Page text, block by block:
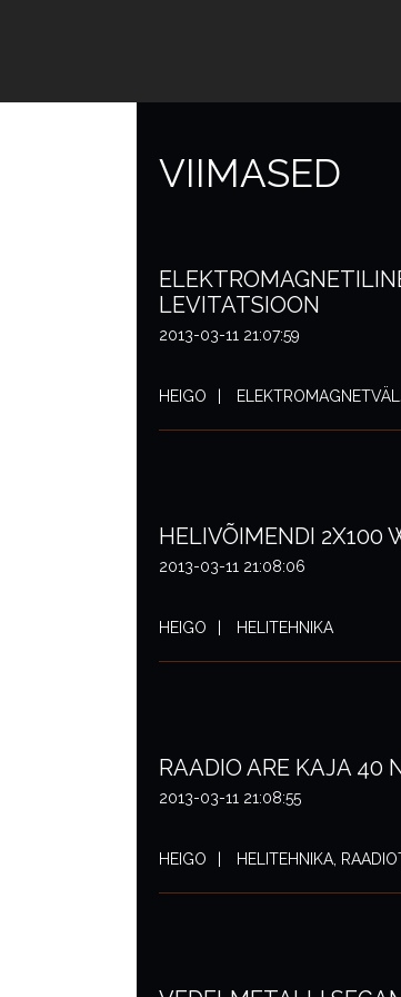
VIIMASED
LEVITATSIOON
2013-03-11 21:07:59
HEIGO
HELIVÕIMENDI 2X100
2013-03-11 21:08:06
HEIGO HELITEHNIKA
RAADIO ARE KAJA 40
2013-03-11 21:08:55
HEIGO HELITEHNIKA,